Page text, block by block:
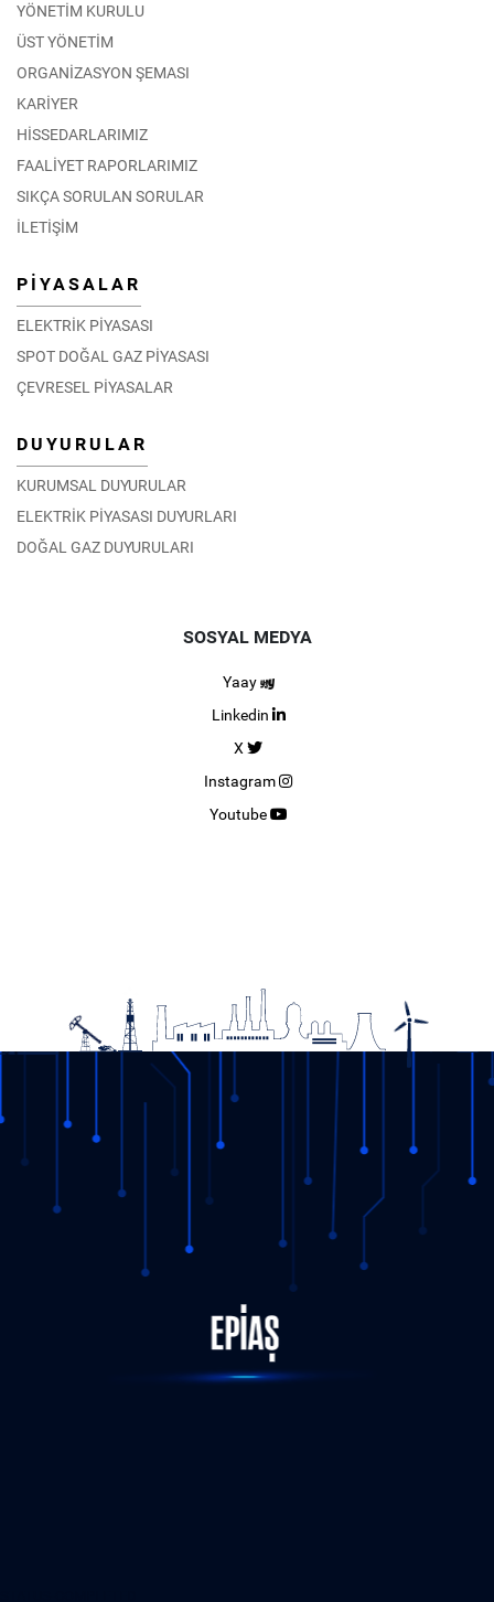
YÖNETİM KURULU
ÜST YÖNETİM
ORGANİZASYON ŞEMASI
KARİYER
HİSSEDARLARIMIZ
FAALİYET RAPORLARIMIZ
SIKÇA SORULAN SORULAR
İLETİŞİM
PİYASALAR
ELEKTRİK PİYASASI
SPOT DOĞAL GAZ PİYASASI
ÇEVRESEL PİYASALAR
DUYURULAR
KURUMSAL DUYURULAR
ELEKTRİK PİYASASI DUYURLARI
DOĞAL GAZ DUYURULARI
SOSYAL MEDYA
Yaay
Linkedin
X
Instagram
Youtube